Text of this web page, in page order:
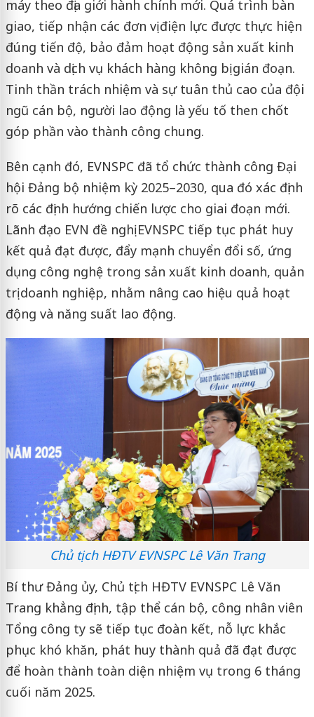
máy theo địa giới hành chính mới. Quá trình bàn
giao, tiếp nhận các đơn vị điện lực được thực hiện
đúng tiến độ, bảo đảm hoạt động sản xuất kinh
doanh và dịch vụ khách hàng không bị gián đoạn.
Tinh thần trách nhiệm và sự tuân thủ cao của đội
ngũ cán bộ, người lao động là yếu tố then chốt
góp phần vào thành công chung.
Bên cạnh đó, EVNSPC đã tổ chức thành công Đại
hội Đảng bộ nhiệm kỳ 2025–2030, qua đó xác định
rõ các định hướng chiến lược cho giai đoạn mới.
Lãnh đạo EVN đề nghị EVNSPC tiếp tục phát huy
kết quả đạt được, đẩy mạnh chuyển đổi số, ứng
dụng công nghệ trong sản xuất kinh doanh, quản
trị doanh nghiệp, nhằm nâng cao hiệu quả hoạt
động và năng suất lao động.
Chủ tịch HĐTV EVNSPC Lê Văn Trang
Bí thư Đảng ủy, Chủ tịch HĐTV EVNSPC Lê Văn
Trang khẳng định, tập thể cán bộ, công nhân viên
Tổng công ty sẽ tiếp tục đoàn kết, nỗ lực khắc
phục khó khăn, phát huy thành quả đã đạt được
để hoàn thành toàn diện nhiệm vụ trong 6 tháng
cuối năm 2025.